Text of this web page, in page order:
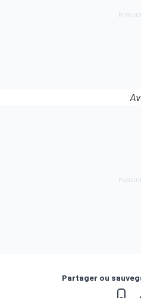
Partager ou